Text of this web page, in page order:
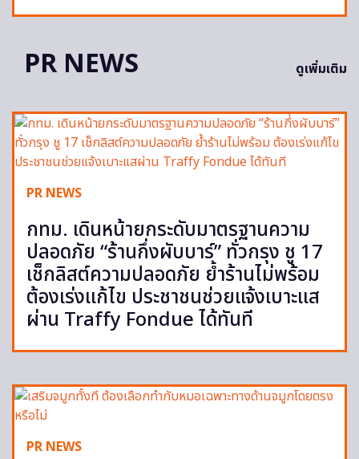
PR NEWS ดูเพิ่มเติม
PR NEWS
กทม. เดินหน้ายกระดับมาตรฐานความ
ปลอดภัย “ร้านกึ่งผับบาร์” ทั่วกรุง ชู 17
เช็กลิสต์ความปลอดภัย ย้ำร้านไม่พร้อม
ต้องเร่งแก้ไข ประชาชนช่วยแจ้งเบาะแส
ผ่าน Traffy Fondue ได้ทันที
PR NEWS